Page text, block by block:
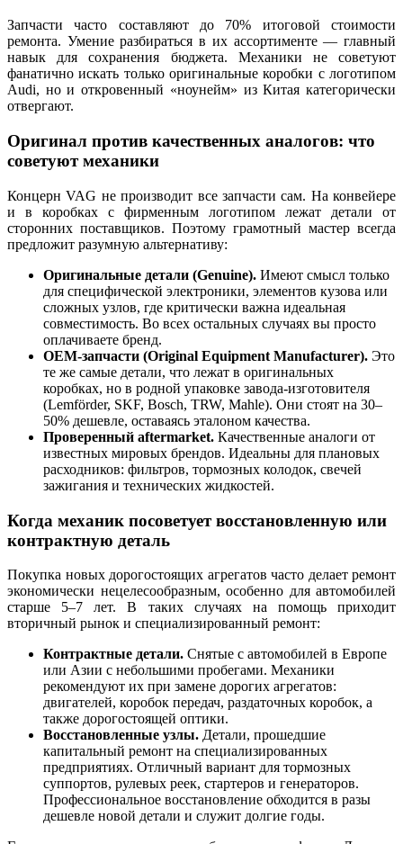
Запчасти часто составляют до 70% итоговой стоимости
ремонта. Умение разбираться в их ассортименте — главный
навык для сохранения бюджета. Механики не советуют
фанатично искать только оригинальные коробки с логотипом
Audi, но и откровенный «ноунейм» из Китая категорически
отвергают.
Оригинал против качественных аналогов: что
советуют механики
Концерн VAG не производит все запчасти сам. На конвейере
и в коробках с фирменным логотипом лежат детали от
сторонних поставщиков. Поэтому грамотный мастер всегда
предложит разумную альтернативу:
Оригинальные детали (Genuine). Имеют смысл только
для специфической электроники, элементов кузова или
сложных узлов, где критически важна идеальная
совместимость. Во всех остальных случаях вы просто
оплачиваете бренд.
OEM-запчасти (Original Equipment Manufacturer). Это
те же самые детали, что лежат в оригинальных
коробках, но в родной упаковке завода-изготовителя
(Lemförder, SKF, Bosch, TRW, Mahle). Они стоят на 30–
50% дешевле, оставаясь эталоном качества.
Проверенный aftermarket. Качественные аналоги от
известных мировых брендов. Идеальны для плановых
расходников: фильтров, тормозных колодок, свечей
зажигания и технических жидкостей.
Когда механик посоветует восстановленную или
контрактную деталь
Покупка новых дорогостоящих агрегатов часто делает ремонт
экономически нецелесообразным, особенно для автомобилей
старше 5–7 лет. В таких случаях на помощь приходит
вторичный рынок и специализированный ремонт:
Контрактные детали. Снятые с автомобилей в Европе
или Азии с небольшими пробегами. Механики
рекомендуют их при замене дорогих агрегатов:
двигателей, коробок передач, раздаточных коробок, а
также дорогостоящей оптики.
Восстановленные узлы. Детали, прошедшие
капитальный ремонт на специализированных
предприятиях. Отличный вариант для тормозных
суппортов, рулевых реек, стартеров и генераторов.
Профессиональное восстановление обходится в разы
дешевле новой детали и служит долгие годы.